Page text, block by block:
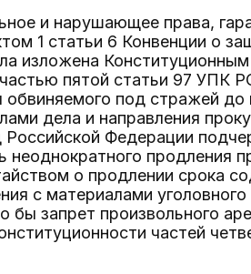
и нарушающее права,
1 статьи 6 Конвенции о
изложена
пятой статьи 97 УПК
под стражей до
дела и направления
Федерации
продления
о продлении срока
с материалами
бы запрет произвольного
частей